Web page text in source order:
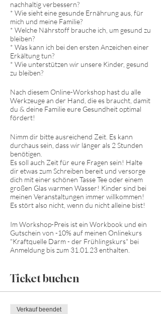
nachhaltig verbessern?
* Wie sieht eine gesunde Ernährung aus, für
mich und meine Familie?
* Welche Nährstoff brauche ich, um gesund zu
bleiben?
* Was kann ich bei den ersten Anzeichen einer
Erkältung tun?
* Wie unterstützen wir unsere Kinder, gesund
zu bleiben?
Nach diesem Online-Workshop hast du alle
Werkzeuge an der Hand, die es braucht, damit
du & deine Familie eure Gesundheit optimal
fördert!
Nimm dir bitte ausreichend Zeit. Es kann
durchaus sein, dass wir länger als 2 Stunden
benötigen.
Es soll auch Zeit für eure Fragen sein! Halte
dir etwas zum Schreiben bereit und versorge
dich mit einer schönen Tasse Tee oder einem
großen Glas warmen Wasser! Kinder sind bei
meinen Veranstaltungen immer willkommen!
Es stört also nicht, wenn du nicht alleine bist!
Im Workshop-Preis ist ein Workbook und ein
Gutschein von -10% auf meinen Onlinekurs
"Kraftquelle Darm - der Frühlingskurs" bei
Anmeldung bis zum 31.01.23 enthalten.
Ticket buchen
Verkauf beendet